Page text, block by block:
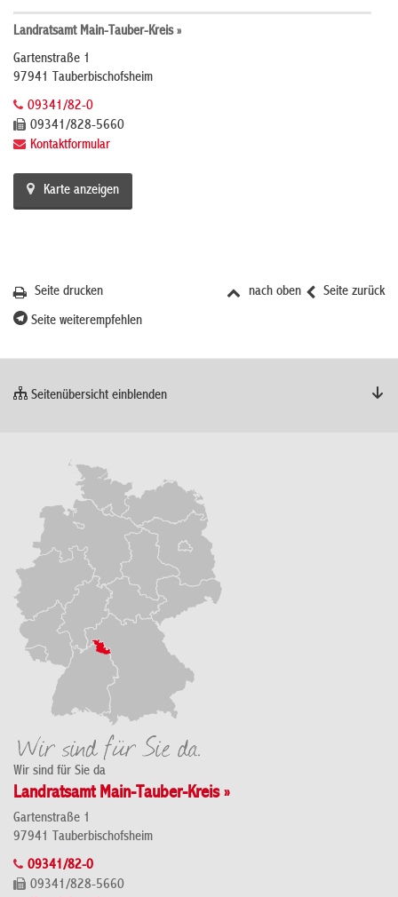
Landratsamt Main-Tauber-Kreis »
Gartenstraße 1
97941 Tauberbischofsheim
09341/82-0
09341/828-5660
Kontaktformular
Karte anzeigen
Seite zurück
nach oben
Seite drucken
Seite weiterempfehlen
Seitenübersicht einblenden
Wir sind für Sie da
Landratsamt Main-Tauber-Kreis »
Gartenstraße 1
97941 Tauberbischofsheim
09341/82-0
09341/828-5660